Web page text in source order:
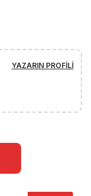
YAZARIN PROFILI